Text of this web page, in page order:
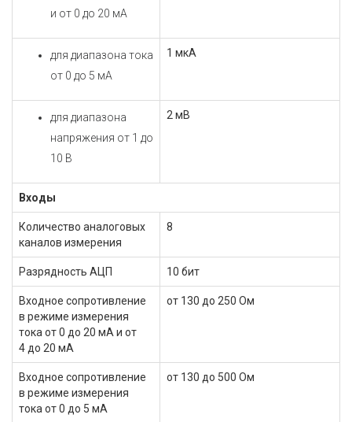
и от 0 до 20 мА
для диапазона тока
от 0 до 5 мА
1 мкА
для диапазона
напряжения от 1 до
10 В
2 мВ
Входы
Количество аналоговых
каналов измерения
8
Разрядность АЦП 10 бит
Входное сопротивление
в режиме измерения
тока от 0 до 20 мА и от
4 до 20 мА
от 130 до 250 Ом
Входное сопротивление
в режиме измерения
тока от 0 до 5 мА
от 130 до 500 Ом